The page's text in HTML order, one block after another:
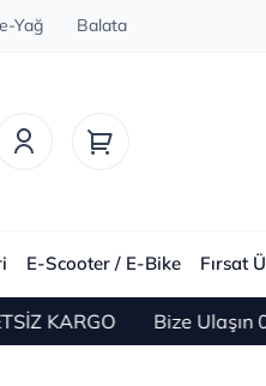
Yağ Balata
E-Scooter / E-Bike Fırsat
Bize Ulaşın 0(212)